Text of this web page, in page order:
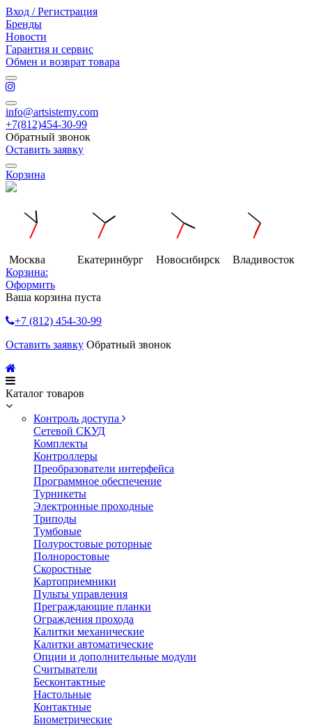
Вход / Регистрация
Бренды
Новости
Гарантия и сервис
Обмен и возврат товара
info@artsistemy.com
+7(812)454-30-99
Обратный звонок
Оставить заявку
Корзина
Москва Екатеринбург Новосибирск
Владивосток
Корзина:
Оформить
Ваша корзина пуста
+7 (812) 454-30-99
Оставить заявку Обратный звонок
Каталог товаров
Контроль доступа
Сетевой СКУД
Комплекты
Контроллеры
Преобразователи интерфейса
Программное обеспечение
Турникеты
Электронные проходные
Триподы
Тумбовые
Полуростовые роторные
Полноростовые
Скоростные
Картоприемники
Пульты управления
Преграждающие планки
Ограждения прохода
Калитки механические
Калитки автоматические
Опции и дополнительные модули
Считыватели
Бесконтактные
Настольные
Контактные
Биометрические